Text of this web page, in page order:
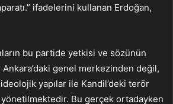
ifadelerini kullanan Erdoğan,
bu partide yetkisi ve sözünün
Ankara’daki genel merkezinden değil,
ideolojik yapılar ile Kandil’deki terör
yönetilmektedir. Bu gerçek ortadayken